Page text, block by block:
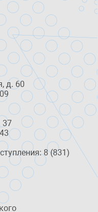
д. 60
37
8 (831)